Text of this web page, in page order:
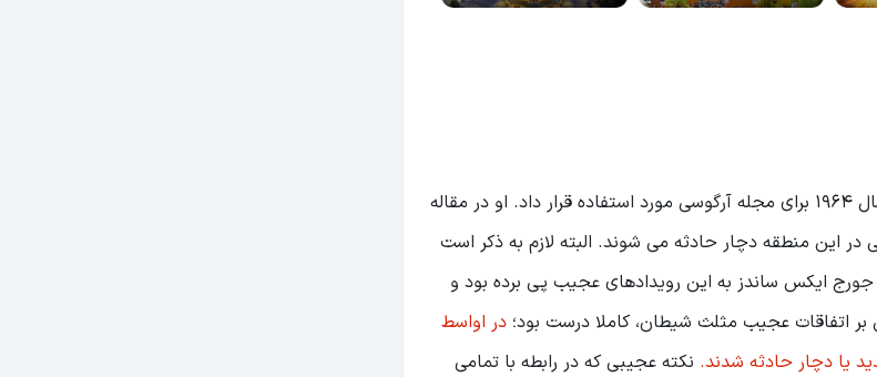
نام (مثلث برمودا) را نخستین بار مقاله نویسی به نام وینسنت گادیس در سال 1964 برای مجله آرگوسی مورد استفاده قرار داد. او در مقاله
این منطقه دچار حادثه می شوند. البته لازم به ذکر است
ایکس ساندز به این رویدادهای عجیب پی برده بود و
بر اتفاقات عجیب مثلث شیطان، کاملا درست بود؛ در اواسط
نکته عجیبی که در رابطه با تمامی